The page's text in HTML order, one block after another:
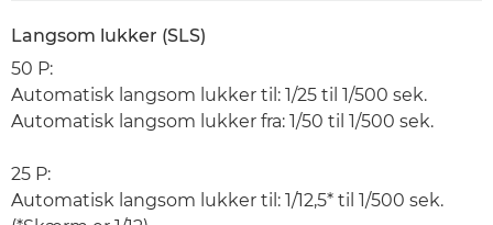
Langsom lukker (SLS)
50 P:
Automatisk langsom lukker til: 1/25 til 1/500 sek.
Automatisk langsom lukker fra: 1/50 til 1/500 sek.
25 P:
Automatisk langsom lukker til: 1/12,5* til 1/500 sek.